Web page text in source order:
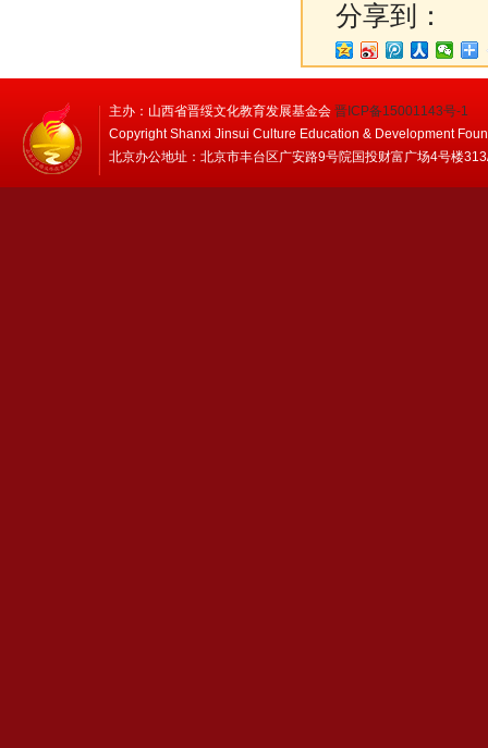
分享到：
主办：山西省晋绥文化教育发展基金会 晋ICP备15001143号-1
Copyright Shanxi Jinsui Culture Education & Development
北京办公地址：北京市丰台区广安路9号院国投财富广场4号楼